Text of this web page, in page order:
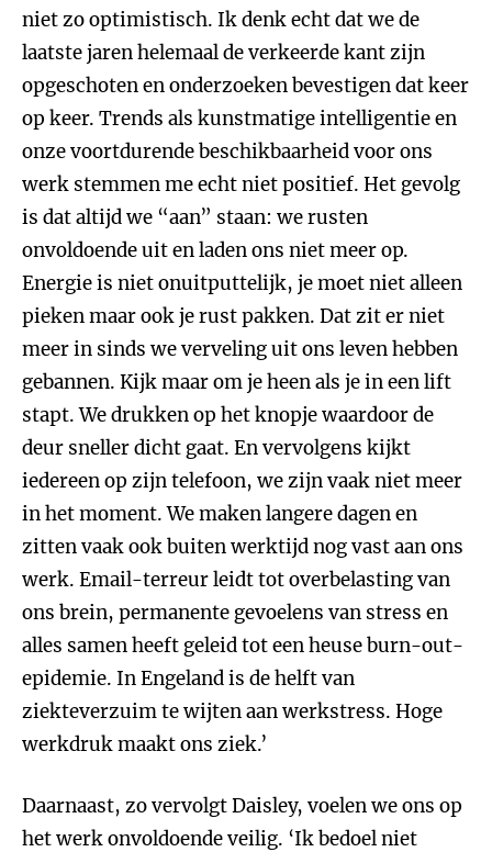
niet zo optimistisch. Ik denk echt dat we de
laatste jaren helemaal de verkeerde kant zijn
opgeschoten en onderzoeken bevestigen dat keer
op keer. Trends als kunstmatige intelligentie en
onze voortdurende beschikbaarheid voor ons
werk stemmen me echt niet positief. Het gevolg
is dat altijd we “aan” staan: we rusten
onvoldoende uit en laden ons niet meer op.
Energie is niet onuitputtelijk, je moet niet alleen
pieken maar ook je rust pakken. Dat zit er niet
meer in sinds we verveling uit ons leven hebben
gebannen. Kijk maar om je heen als je in een lift
stapt. We drukken op het knopje waardoor de
deur sneller dicht gaat. En vervolgens kijkt
iedereen op zijn telefoon, we zijn vaak niet meer
in het moment. We maken langere dagen en
zitten vaak ook buiten werktijd nog vast aan ons
werk. Email-terreur leidt tot overbelasting van
ons brein, permanente gevoelens van stress en
alles samen heeft geleid tot een heuse burn-out-
epidemie. In Engeland is de helft van
ziekteverzuim te wijten aan werkstress. Hoge
werkdruk maakt ons ziek.’
Daarnaast, zo vervolgt Daisley, voelen we ons op
het werk onvoldoende veilig. ‘Ik bedoel niet